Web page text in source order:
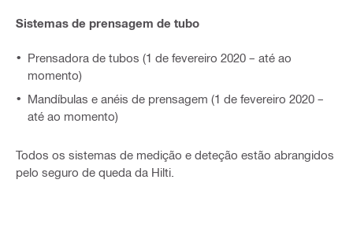
Sistemas de prensagem de tubo
Prensadora de tubos (1 de fevereiro 2020 – até ao
momento)
Mandíbulas e anéis de prensagem (1 de fevereiro 2020 –
até ao momento)
Todos os sistemas de medição e deteção estão abrangidos
pelo seguro de queda da Hilti.